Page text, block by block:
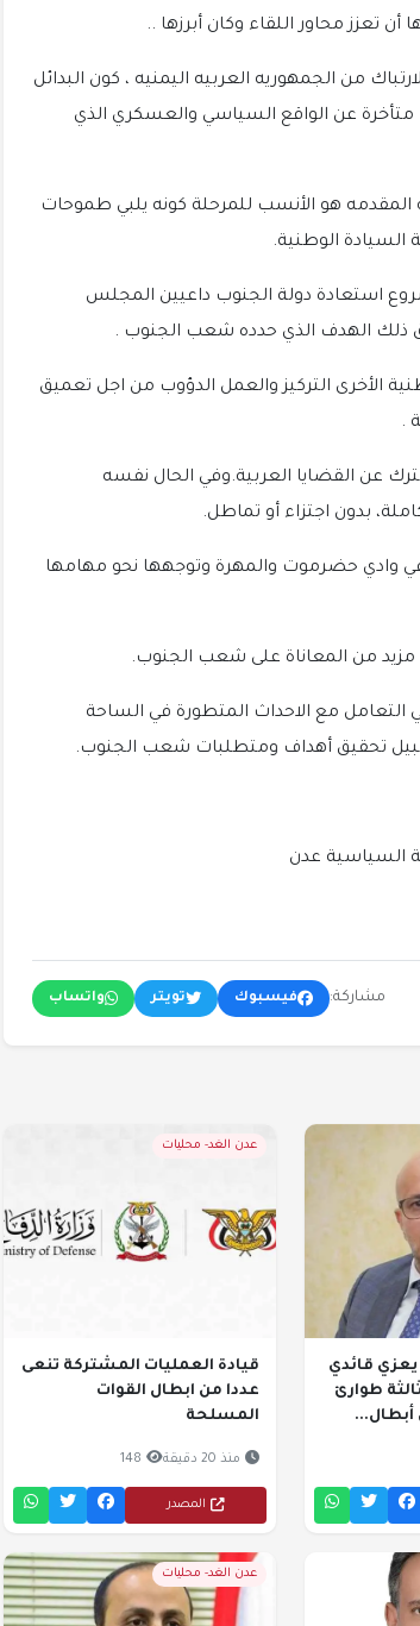
تعزز محاور اللقاء وكان أبرزها ..
من الجمهوريه العربيه اليمنيه ، كون البدائل
متأخرة عن الواقع السياسي والعسكري الذي
المقدمه هو الأنسب للمرحلة كونه يلبي طموحات
السيادة الوطنية.
استعادة دولة الجنوب داعيين المجلس
ذلك الهدف الذي حدده شعب الجنوب .
الأخرى التركيز والعمل الدؤوب من اجل تعميق
.
عن القضايا العربية.وفي الحال نفسه
بدون اجتزاء أو تماطل.
في وادي حضرموت والمهرة وتوجهها نحو مهامها
مع الاحداث المتطورة في الساحة
سبيل تحقيق أهداف ومتطلبات شعب الجنوب.
السياسية عدن
مشاركة: فيسبوك تويتر واتساب
قائدي
طوارئ
عدن الغد- محليات
قيادة العمليات المشتركة تنعى
عددا من ابطال القوات
المسلحة
منذ 20 دقيقة 148
المصدر
عدن الغد- محليات